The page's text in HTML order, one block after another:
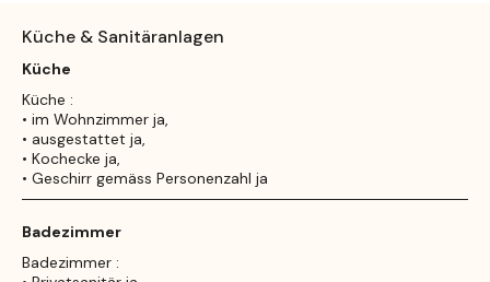
Küche & Sanitäranlagen
Küche
Küche :
• im Wohnzimmer ja,
• ausgestattet ja,
• Kochecke ja,
• Geschirr gemäss Personenzahl ja
Badezimmer
Badezimmer :